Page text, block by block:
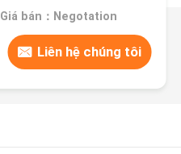
Giá bán：Negotation
Liên hệ chúng tôi